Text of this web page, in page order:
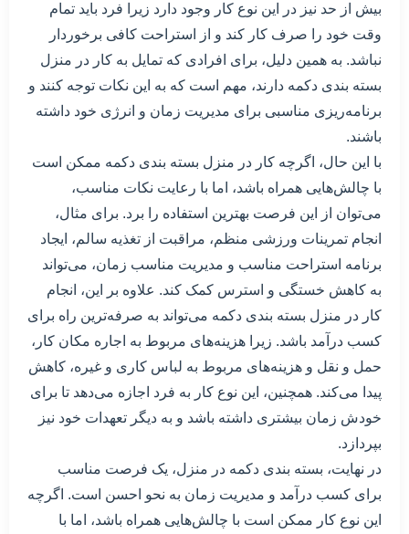
بیش از حد نیز در این نوع کار وجود دارد زیرا فرد باید تمام
وقت خود را صرف کار کند و از استراحت کافی برخوردار
نباشد. به همین دلیل، برای افرادی که تمایل به کار در منزل
بسته بندی دکمه دارند، مهم است که به این نکات توجه کنند و
برنامه‌ریزی مناسبی برای مدیریت زمان و انرژی خود داشته
باشند.
با این حال، اگرچه کار در منزل بسته بندی دکمه ممکن است
با چالش‌هایی همراه باشد، اما با رعایت نکات مناسب،
می‌توان از این فرصت بهترین استفاده را برد. برای مثال،
انجام تمرینات ورزشی منظم، مراقبت از تغذیه سالم، ایجاد
برنامه استراحت مناسب و مدیریت مناسب زمان، می‌تواند
به کاهش خستگی و استرس کمک کند. علاوه بر این، انجام
کار در منزل بسته بندی دکمه می‌تواند به صرفه‌ترین راه برای
کسب درآمد باشد. زیرا هزینه‌های مربوط به اجاره مکان کار،
حمل و نقل و هزینه‌های مربوط به لباس کاری و غیره، کاهش
پیدا می‌کند. همچنین، این نوع کار به فرد اجازه می‌دهد تا برای
خودش زمان بیشتری داشته باشد و به دیگر تعهدات خود نیز
بپردازد.
در نهایت، بسته بندی دکمه در منزل، یک فرصت مناسب
برای کسب درآمد و مدیریت زمان به نحو احسن است. اگرچه
این نوع کار ممکن است با چالش‌هایی همراه باشد، اما با